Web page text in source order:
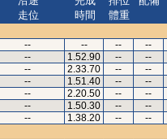
走位
時間
體重
-- -- -- --
-- 1.52.90 -- --
-- 2.33.70 -- --
-- 1.51.40 -- --
-- 2.20.50 -- --
-- 1.50.30 -- --
-- 1.38.20 -- --